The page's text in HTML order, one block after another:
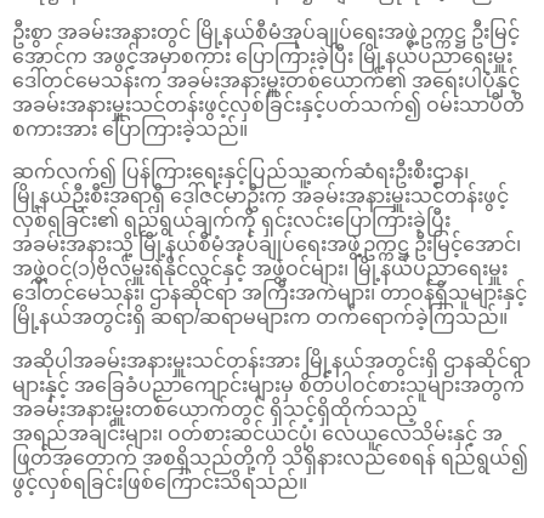
ဦးစွာ အခမ်းအနားတွင် မြို့နယ်စီမံအုပ်ချုပ်ရေးအဖွဲ့ဥက္ကဋ္ဌ ဦးမြင့်
အောင်က အဖွင့်အမှာစကား ပြောကြားခဲ့ပြီး မြို့နယ်ပညာရေးမှူး
ဒေါ်တင်မေသန်းက အခမ်းအနားမှူးတစ်ယောက်၏ အရေးပါပုံနှင့်
အခမ်းအနားမှူးသင်တန်းဖွင့်လှစ်ခြင်းနှင့်ပတ်သက်၍ ဝမ်းသာပီတိ
စကားအား ပြောကြားခဲ့သည်။
ဆက်လက်၍ ပြန်ကြားရေးနှင့်ပြည်သူ့ဆက်ဆံရးဦးစီးဌာန၊
မြို့နယ်ဦးစီးအရာရှိ ဒေါ်ဇင်မာဦးက အခမ်းအနားမှူးသင်တန်းဖွင့်
လှစ်ရခြင်း၏ ရည်ရွယ်ချက်ကို ရှင်းလင်းပြောကြားခဲ့ပြီး
အခမ်းအနားသို့ မြို့နယ်စီမံအုပ်ချုပ်ရေးအဖွဲ့ဥက္ကဋ္ဌ ဦးမြင့်အောင်၊
အဖွဲ့ဝင်(၁)ဗိုလ်မှူးရဲနိုင်လွင်နှင့် အဖွဲ့ဝင်များ၊ မြို့နယ်ပညာရေးမှူး
ဒေါ်တင်မေသန်း၊ ဌာနဆိုင်ရာ အကြီးအကဲများ၊ တာဝန်ရှိသူများနှင့်
မြို့နယ်အတွင်းရှိ ဆရာ/ဆရာမများက တက်ရောက်ခဲ့ကြသည်။
အဆိုပါအခမ်းအနားမှူးသင်တန်းအား မြို့နယ်အတွင်းရှိ ဌာနဆိုင်ရာ
များနှင့် အခြေခံပညာကျောင်းများမှ စိတ်ပါဝင်စားသူများအတွက်
အခမ်းအနားမှူးတစ်ယောက်တွင် ရှိသင့်ရှိထိုက်သည့်
အရည်အချင်းများ၊ ဝတ်စားဆင်ယင်ပုံ၊ လေယူလေသိမ်းနှင့် အ
ဖြတ်အတောက် အစရှိသည်တို့ကို သိရှိနားလည်စေရန် ရည်ရွယ်၍
ဖွင့်လှစ်ရခြင်းဖြစ်ကြောင်းသိရသည်။